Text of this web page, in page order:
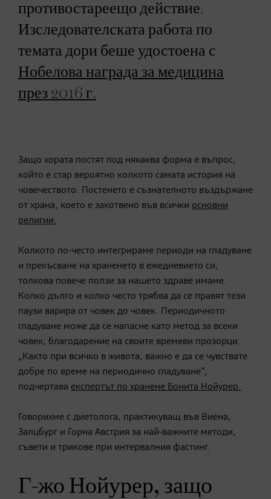
противостареещо действие.
Изследователската работа по
темата дори беше удостоена с
Нобелова награда за медицина
през 2016 г.
Защо хората постят под някаква форма е въпрос,
който е стар вероятно колкото самата история на
човечеството. Постенето е съзнателното въздържане
от храна, което е закотвено във всички основни
религии.
Колкото по-често интегрираме периоди на гладуване
и прекъсване на храненето в ежедневието си,
толкова повече ползи за нашето здраве имаме.
Колко дълго и колко често трябва да се правят тези
паузи варира от човек до човек. Периодичното
гладуване може да се напасне като метод за всеки
човек, благодарение на своите времеви прозорци.
„Както при всичко в живота, важно е да се чувствате
добре по време на периодично гладуване“,
подчертава експертът по хранене Бонита Нойурер.
Говорихме с диетолога, практикуващ във Виена,
Залцбург и Горна Австрия за най-важните методи,
съвети и трикове при интервалния фастинг.
Г-жо Нойурер, защо